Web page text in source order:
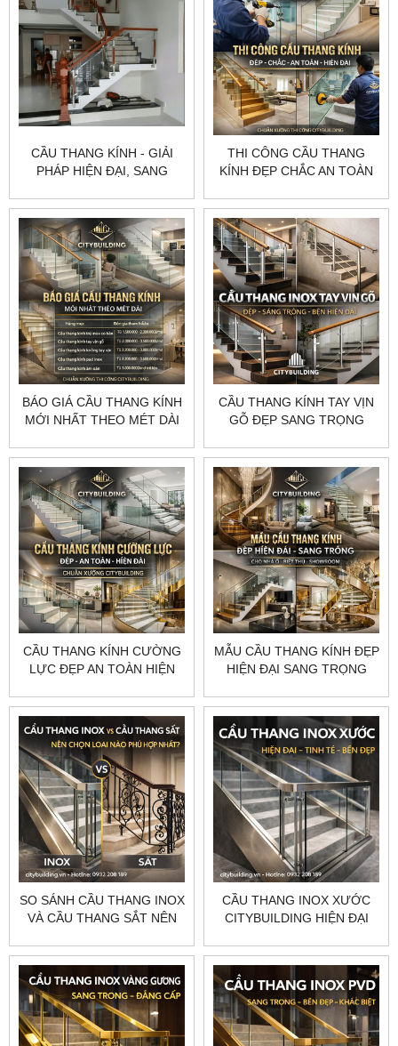
CẦU THANG KÍNH - GIẢI
PHÁP HIỆN ĐẠI, SANG
GIAN
THI CÔNG CẦU THANG
KÍNH ĐẸP CHẮC AN TOÀN
CITYBUILDING
BÁO GIÁ CẦU THANG KÍNH
MỚI NHẤT THEO MÉT DÀI
CITYBUILDING
CẦU THANG KÍNH TAY VỊN
GỖ ĐẸP SANG TRỌNG
CITYBUILDING
CẦU THANG KÍNH CƯỜNG
LỰC ĐẸP AN TOÀN HIỆN
CITYBUILDING
MẪU CẦU THANG KÍNH ĐẸP
HIỆN ĐẠI SANG TRỌNG
CITYBUILDING
SO SÁNH CẦU THANG INOX
VÀ CẦU THANG SẮT NÊN
NHẤT
CẦU THANG INOX XƯỚC
CITYBUILDING HIỆN ĐẠI
YÊU CẦU